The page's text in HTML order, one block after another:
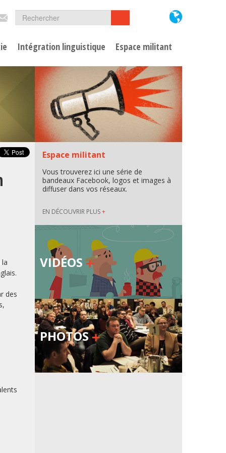
Formulaire
de
recherche
Rechercher
Intégration linguistique Espace militant
des
Espace militant
Vous trouverez ici une série de
bandeaux Facebook, logos et images à
diffuser dans vos réseaux.
EN DÉCOUVRIR PLUS+
VIDÉOS
PHOTOS